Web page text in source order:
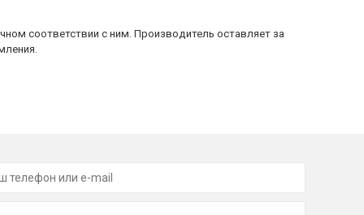
соответствии с ним. Производитель оставляет за